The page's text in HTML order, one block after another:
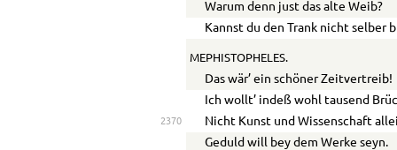
Warum denn just das alte Weib?
Kannst du den Trank nicht selber
MEPHISTOPHELES.
Das wär’ ein schöner Zeitvertreib!
Ich wollt’ indeß wohl tausend
2370
Nicht Kunst und Wissenschaft
Geduld will bey dem Werke seyn.